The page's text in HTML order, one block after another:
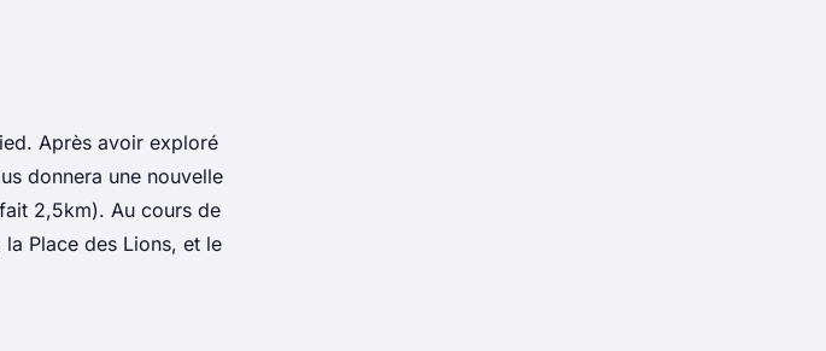
Après avoir exploré
donnera une nouvelle
2,5km). Au cours de
Place des Lions, et le